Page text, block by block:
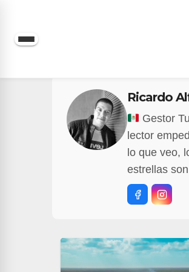
Saltar
Ricardo
Gestor
lector
lo que veo,
estrellas